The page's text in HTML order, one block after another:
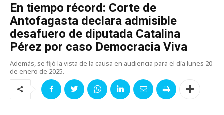
En tiempo récord: Corte de
Antofagasta declara admisible
desafuero de diputada Catalina
Pérez por caso Democracia Viva
Además, se fijó la vista de la causa en audiencia para el día lunes 20
de enero de 2025.